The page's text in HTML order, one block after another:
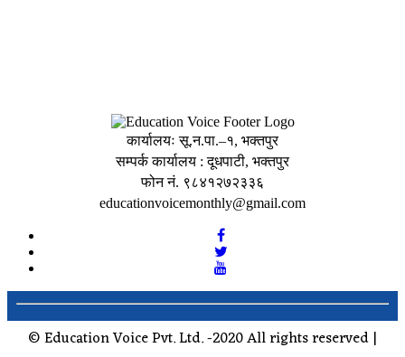
कार्यालयः सू.न.पा.–१, भक्तपुर
सम्पर्क कार्यालय : दूधपाटी, भक्तपुर
फोन नं. ९८४१२७२३३६
educationvoicemonthly@gmail.com
© Education Voice Pvt. Ltd. -2020 All rights reserved |